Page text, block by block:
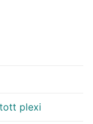
plexi